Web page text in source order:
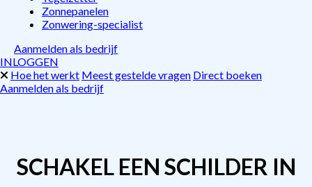
Zonnepanelen
Zonwering-specialist
Aanmelden als bedrijf
INLOGGEN
Hoe het werkt Meest gestelde vragen Direct boeken
Aanmelden als bedrijf
SCHAKEL EEN SCHILDER IN